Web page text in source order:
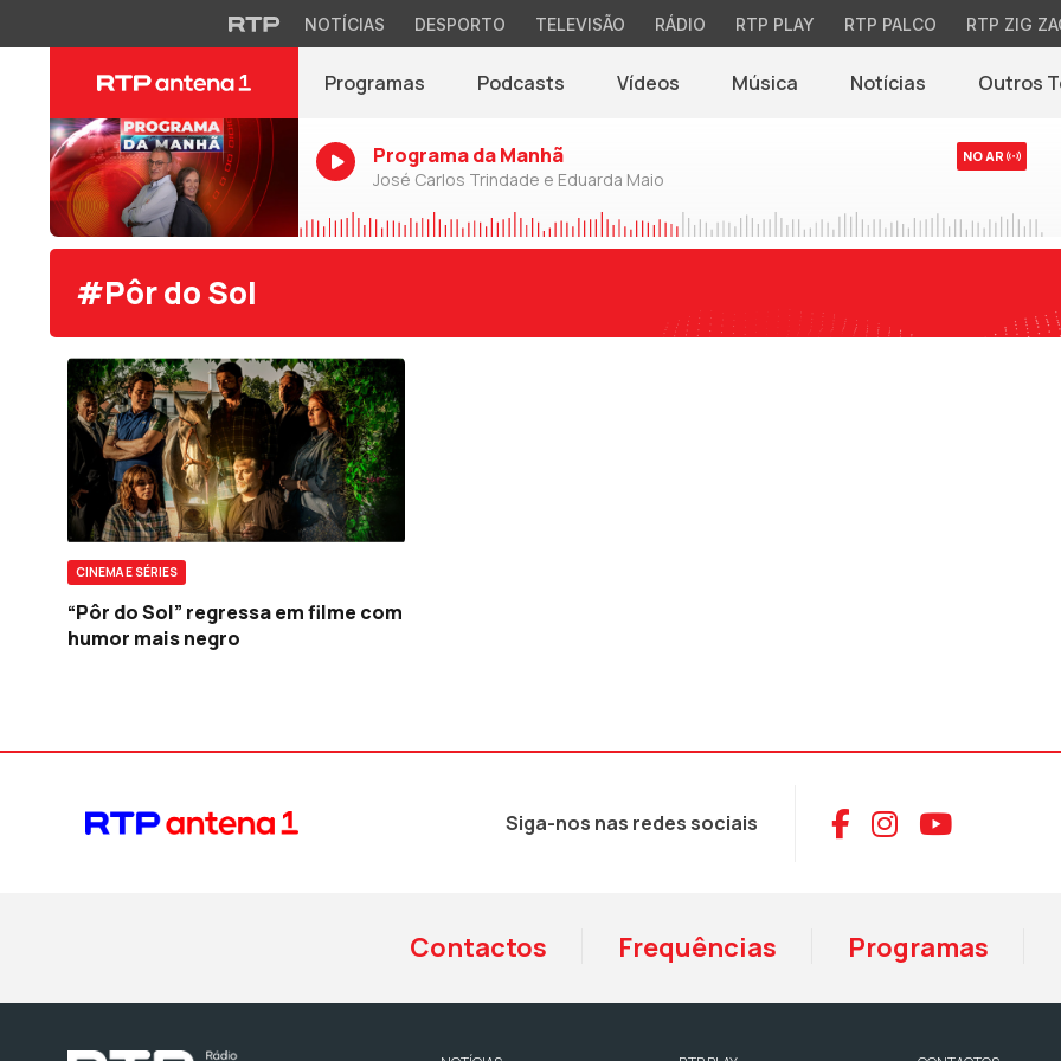
NOTÍCIAS DESPORTO TELEVISÃO RÁDIO RTP PLAY RTP PALCO RTP ZIG
Programas Podcasts Vídeos Música Notícias(abre em nova
Outros
Programa da Manhã
José Carlos Trindade e Eduarda Maio
NO AR
#Pôr do Sol
CINEMA E SÉRIES
“Pôr do Sol” regressa em filme com
humor mais negro
Siga-nos nas redes sociais Aceder ao
Aceder ao
Aceder
Contactos Frequências Programas